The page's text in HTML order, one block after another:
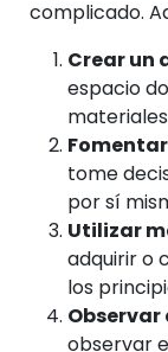
complicado.
Crear un
espacio
tome
por sí
Utilizar
adquirir o
los
observar